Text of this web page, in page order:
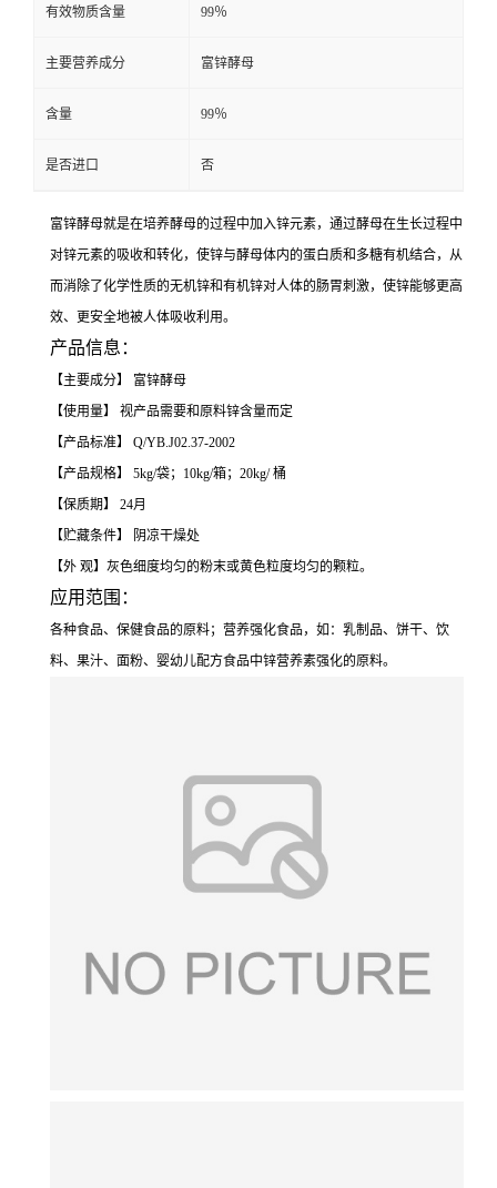
有效物质含量 99％
主要营养成分 富锌酵母
含量 99％
是否进口 否
富锌酵母就是在培养酵母的过程中加入锌元素，通过酵母在生长过程中
对锌元素的吸收和转化，使锌与酵母体内的蛋白质和多糖有机结合，从
而消除了化学性质的无机锌和有机锌对人体的肠胃刺激，使锌能够更高
效、更安全地被人体吸收利用。
产品信息：
【主要成分】 富锌酵母
【使用量】 视产品需要和原料锌含量而定
【产品标准】 Q/YB.J02.37-2002
【产品规格】 5kg/袋；10kg/箱；20kg/ 桶
【保质期】 24月
【贮藏条件】 阴凉干燥处
【外 观】灰色细度均匀的粉末或黄色粒度均匀的颗粒。
应用范围：
各种食品、保健食品的原料；营养强化食品，如：乳制品、饼干、饮
料、果汁、面粉、婴幼儿配方食品中锌营养素强化的原料。